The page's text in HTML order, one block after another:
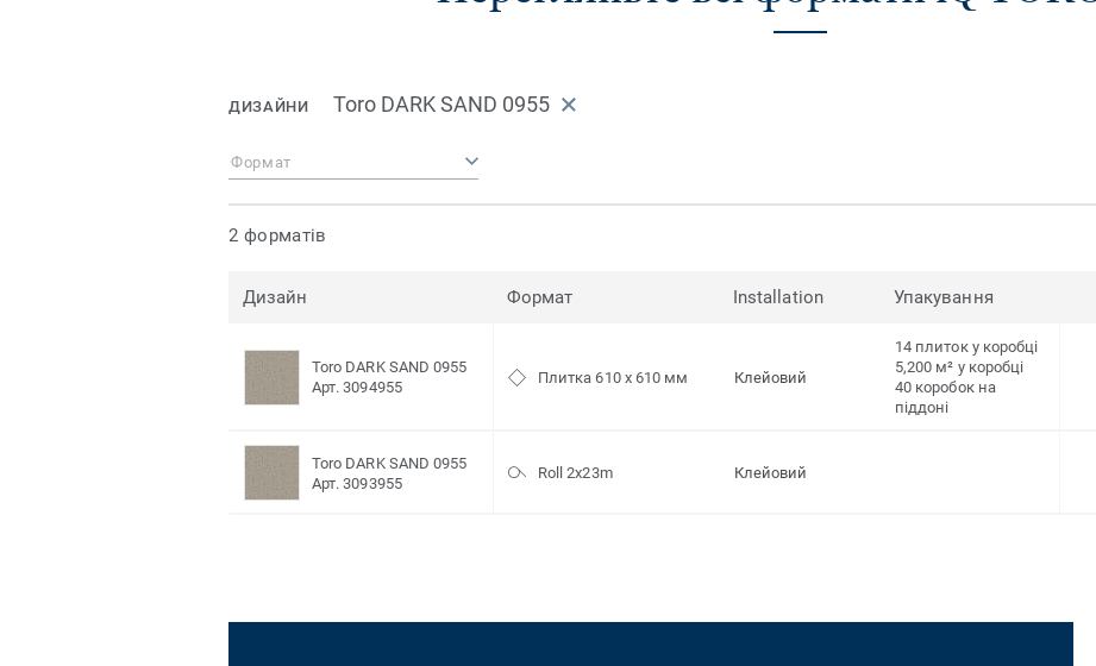
ДИЗАЙНИ Toro DARK SAND 0955
Формат
2 форматів
Дизайн Формат Installation Упакування
Toro DARK SAND 0955
Арт. 3094955
Плитка 610 x 610 мм Клейовий
14 плиток у коробці
5,200 м² у коробці
40 коробок на
піддоні
Toro DARK SAND 0955
Арт. 3093955
Roll 2x23m Клейовий